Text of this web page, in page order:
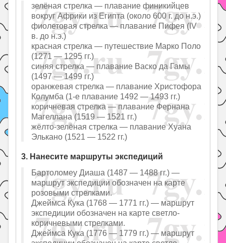
зелёная стрелка — плавание финикийцев
вокруг Африки из Египта (около 600 г. до н.э.)
фиолетовая стрелка — плавание Пифея (IV
в. до н.э.)
красная стрелка — путешествие Марко Поло
(1271 — 1295 гг.)
синяя стрелка — плавание Васко да Гамы
(1497 — 1499 гг.)
оранжевая стрелка — плавание Христофора
Колумба (1-е плавание 1492 — 1493 гг.)
коричневая стрелка — плавание Фернана
Магеллана (1519 — 1521 гг.)
жёлто-зелёная стрелка — плавание Хуана
Элькано (1521 — 1522 гг.)
3. Нанесите маршруты экспедиций
Бартоломеу Диаша (1487 — 1488 гг.) —
маршрут экспедиции обозначен на карте
розовыми стрелками.
Джеймса Кука (1768 — 1771 гг.) — маршрут
экспедиции обозначен на карте светло-
коричневыми стрелками.
Джеймса Кука (1776 — 1779 гг.) — маршрут